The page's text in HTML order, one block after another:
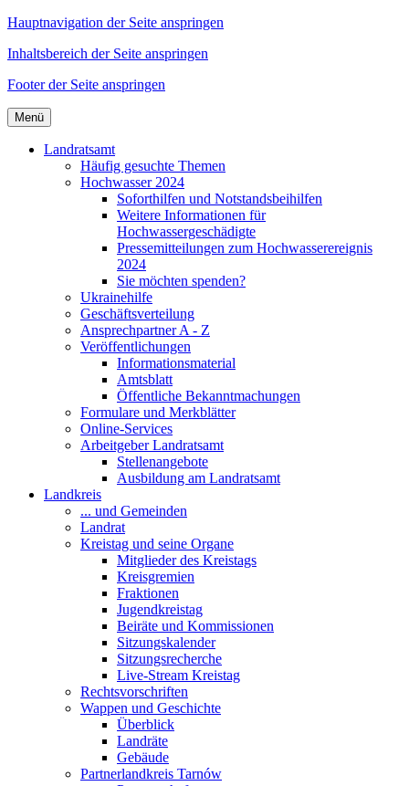
Hauptnavigation der Seite anspringen
Inhaltsbereich der Seite anspringen
Footer der Seite anspringen
Menü
Landratsamt
Häufig gesuchte Themen
Hochwasser 2024
Soforthilfen und Notstandsbeihilfen
Weitere Informationen für
Hochwassergeschädigte
Pressemitteilungen zum Hochwasserereignis
2024
Sie möchten spenden?
Ukrainehilfe
Geschäftsverteilung
Ansprechpartner A - Z
Veröffentlichungen
Informationsmaterial
Amtsblatt
Öffentliche Bekanntmachungen
Formulare und Merkblätter
Online-Services
Arbeitgeber Landratsamt
Stellenangebote
Ausbildung am Landratsamt
Landkreis
... und Gemeinden
Landrat
Kreistag und seine Organe
Mitglieder des Kreistags
Kreisgremien
Fraktionen
Jugendkreistag
Beiräte und Kommissionen
Sitzungskalender
Sitzungsrecherche
Live-Stream Kreistag
Rechtsvorschriften
Wappen und Geschichte
Überblick
Landräte
Gebäude
Partnerlandkreis Tarnów